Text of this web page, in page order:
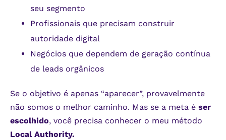
seu segmento
Profissionais que precisam construir
autoridade digital
Negócios que dependem de geração contínua
de leads orgânicos
Se o objetivo é apenas “aparecer”, provavelmente
não somos o melhor caminho. Mas se a meta é ser
escolhido, você precisa conhecer o meu método
Local Authority.